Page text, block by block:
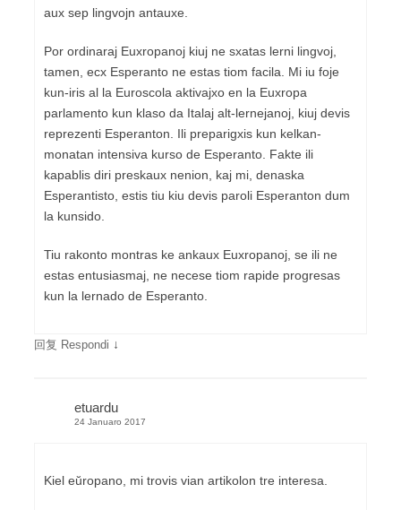
aux sep lingvojn antauxe.
Por ordinaraj Euxropanoj kiuj ne sxatas lerni lingvoj,
tamen, ecx Esperanto ne estas tiom facila. Mi iu foje
kun-iris al la Euroscola aktivajxo en la Euxropa
parlamento kun klaso da Italaj alt-lernejanoj, kiuj devis
reprezenti Esperanton. Ili preparigxis kun kelkan-
monatan intensiva kurso de Esperanto. Fakte ili
kapablis diri preskaux nenion, kaj mi, denaska
Esperantisto, estis tiu kiu devis paroli Esperanton dum
la kunsido.
Tiu rakonto montras ke ankaux Euxropanoj, se ili ne
estas entusiasmaj, ne necese tiom rapide progresas
kun la lernado de Esperanto.
回复 Respondi ↓
etuardu
24 Januaro 2017
Kiel eŭropano, mi trovis vian artikolon tre interesa.